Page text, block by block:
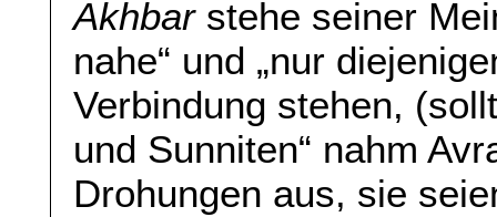
Akhbarstehe seiner
nahe“ und „nur
Verbindung stehen,
und Sunniten“ nahm
Drohungen aus, sie